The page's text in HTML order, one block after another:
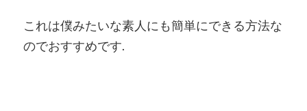
これは僕みたいな素人にも簡単にできる方法な
のでおすすめです.